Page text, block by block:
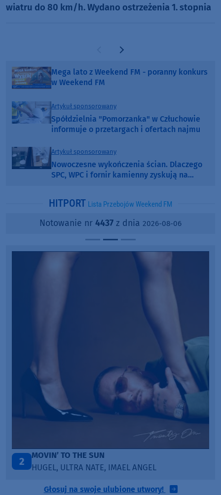
wiatru do 80 km/h. Wydano ostrzeżenia 1. stopnia
Poprzednia strona
Następna strona
Mega lato z Weekend FM - poranny konkurs
w Weekend FM
Artykuł sponsorowany
Spółdzielnia "Pomorzanka" w Człuchowie
informuje o przetargach i ofertach najmu
Artykuł sponsorowany
Nowoczesne wykończenia ścian. Dlaczego
SPC, WPC i fornir kamienny zyskują na
HITPORT Lista Przebojów Weekend FM
Notowanie nr 4437 z dnia 2026-08-06
2
MOVIN’ TO THE SUN
HUGEL, ULTRA NATE, IMAEL ANGEL
Głosuj na swoje ulubione utwory!